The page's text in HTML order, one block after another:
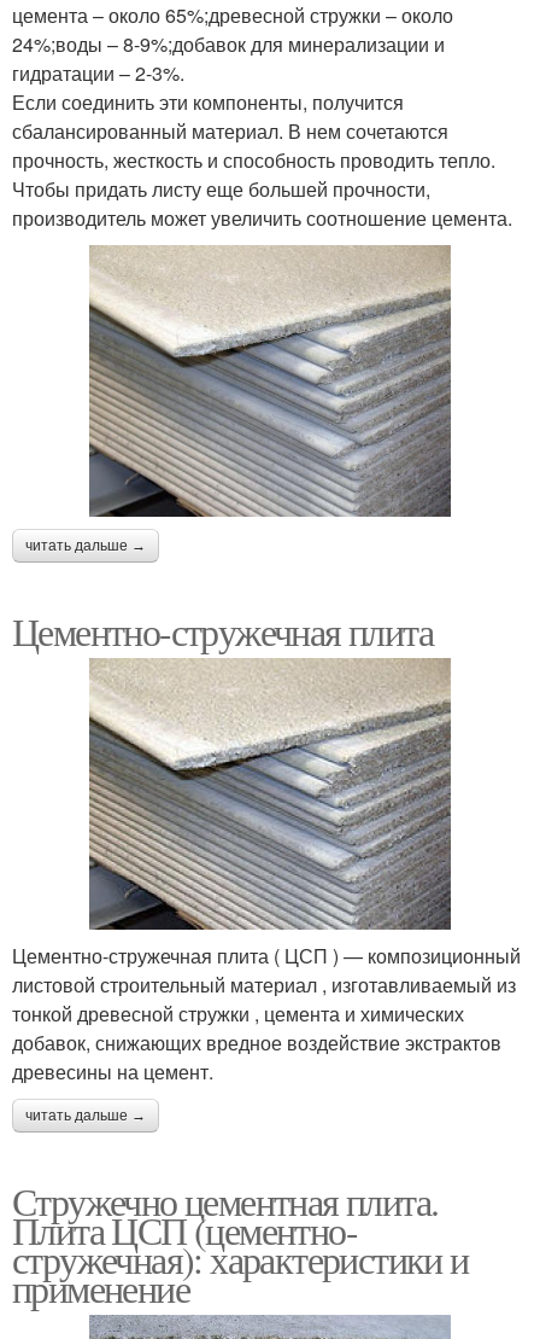
цемента – около 65%;древесной стружки – около
24%;воды – 8-9%;добавок для минерализации и
гидратации – 2-3%.
Если соединить эти компоненты, получится
сбалансированный материал. В нем сочетаются
прочность, жесткость и способность проводить тепло.
Чтобы придать листу еще большей прочности,
производитель может увеличить соотношение цемента.
читать дальше →
Цементно-стружечная плита
Цементно-стружечная плита ( ЦСП ) — композиционный
листовой строительный материал , изготавливаемый из
тонкой древесной стружки , цемента и химических
добавок, снижающих вредное воздействие экстрактов
древесины на цемент.
читать дальше →
Стружечно цементная плита.
Плита ЦСП (цементно-
стружечная): характеристики и
применение